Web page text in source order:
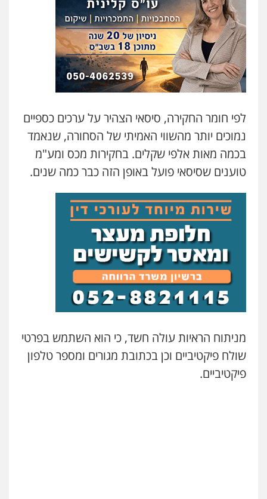
לפי חומר החקירה, סיסאי הצהיר על ערכים כספיים
נמוכים יותר מהשווי האמיתי של הסחורה, שנאמד
בכמה מאות אלפי שקלים. בחקירות מכס ומע"מ
טוענים שסיסאי פועל באופן הזה כבר כמה שנים.
מניתוח הראיות עולה חשד, כי הוא השתמש בפרטי
שולח פיקטיביים וכן בכתובת מגורים ומספר טלפון
פיקטיביים.